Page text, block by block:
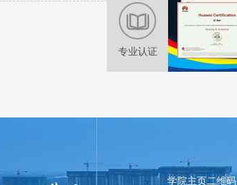
专业认证
学院主页二维码